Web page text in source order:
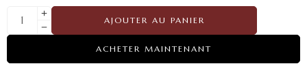
AJOUTER AU PANIER
ACHETER MAINTENANT